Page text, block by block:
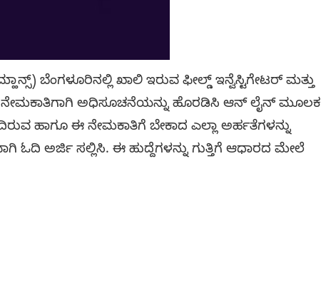
ಬೆಂಗಳೂರಿನಲ್ಲಿ ಖಾಲಿ ಇರುವ ಫೀಲ್ಡ್ ಇನ್ವೆಸ್ಟಿಗೇಟರ್ ಮತ್ತು
ನೇಮಕಾತಿಗಾಗಿ ಅಧಿಸೂಚನೆಯನ್ನು ಹೊರಡಿಸಿ ಆನ್ ಲೈನ್ ಮೂಲಕ
ಹಾಗೂ ಈ ನೇಮಕಾತಿಗೆ ಬೇಕಾದ ಎಲ್ಲಾ ಅರ್ಹತೆಗಳನ್ನು
ಅರ್ಜಿ ಸಲ್ಲಿಸಿ. ಈ ಹುದ್ದೆಗಳನ್ನು ಗುತ್ತಿಗೆ ಆಧಾರದ ಮೇಲೆ